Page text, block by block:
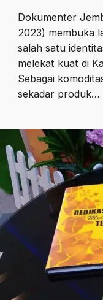
Dokumenter
2023) membuka
salah satu
melekat kuat di
Sebagai
sekadar produk…